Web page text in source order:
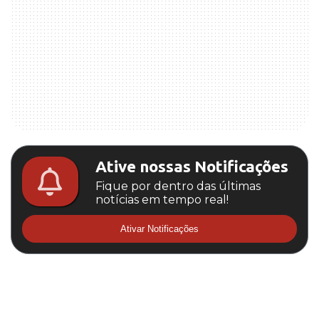
Ative nossas Notificações
Fique por dentro das últimas
notícias em tempo real!
Ativar Notificações